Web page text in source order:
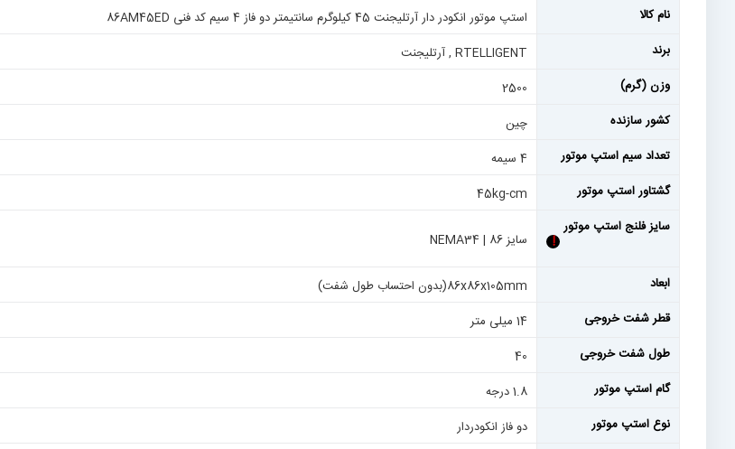
نام کالا
استپ موتور انکودر دار آرتلیجنت 45 کیلوگرم سانتیمتر دو فاز 4 سیم کد فنی 86AM45ED
برند
RTELLIGENT , آرتلیجنت
وزن (گرم)
2500
کشور سازنده
چین
تعداد سیم استپ موتور
4 سیمه
گشتاور استپ موتور
45kg-cm
سایز فلنج استپ موتور
! سایز 86 | NEMA34
ابعاد
86x86x105mm(بدون احتساب طول شفت)
قطر شفت خروجی
14 میلی متر
طول شفت خروجی
40
گام استپ موتور
1.8 درجه
نوع استپ موتور
دو فاز انکودردار